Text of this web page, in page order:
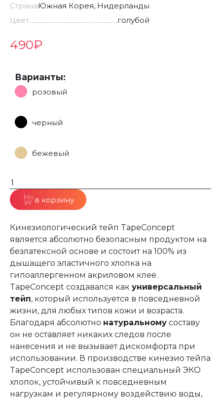
СтранаЮжная Корея, Нидерланды
Цвет
голубой
490₽
Варианты:
розовый
черный
бежевый
в корзину
Кинезиологический тейп TapeConcept
является абсолютно безопасным продуктом на
безлатексной основе и состоит на 100% из
дышащего эластичного хлопка на
гипоаллергенном акриловом клее.
TapeConcept создавался как универсальный
тейп, который используется в повседневной
жизни, для любых типов кожи и возраста.
Благодаря абсолютно натуральному составу
он не оставляет никаких следов после
нанесения и не вызывает дискомфорта при
использовании. В производстве кинезио тейпа
TapeConcept использован специальный ЭКО
хлопок, устойчивый к повседневным
нагрузкам и регулярному воздействию воды,